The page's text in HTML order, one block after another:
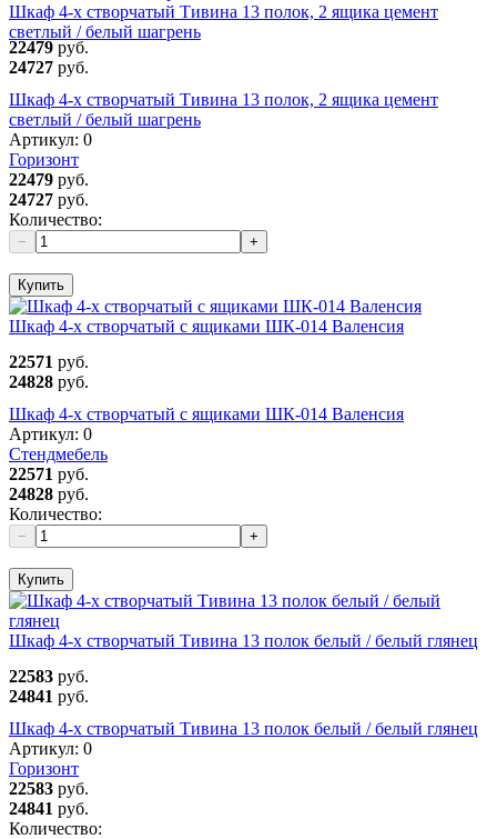
Шкаф 4-х створчатый Тивина 13 полок, 2 ящика цемент
светлый / белый шагрень
22479 руб.
24727 руб.
Шкаф 4-х створчатый Тивина 13 полок, 2 ящика цемент
светлый / белый шагрень
Артикул: 0
Горизонт
22479 руб.
24727 руб.
Количество:
− +
Купить
Шкаф 4-х створчатый с ящиками ШК-014 Валенсия
22571 руб.
24828 руб.
Шкаф 4-х створчатый с ящиками ШК-014 Валенсия
Артикул: 0
Стендмебель
22571 руб.
24828 руб.
Количество:
− +
Купить
Шкаф 4-х створчатый Тивина 13 полок белый / белый глянец
22583 руб.
24841 руб.
Шкаф 4-х створчатый Тивина 13 полок белый / белый глянец
Артикул: 0
Горизонт
22583 руб.
24841 руб.
Количество: